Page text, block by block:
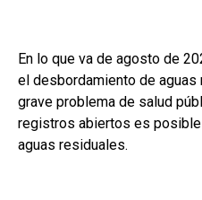
En lo que va de agosto de
el desbordamiento de
grave problema de salud
registros abiertos es
aguas residuales.